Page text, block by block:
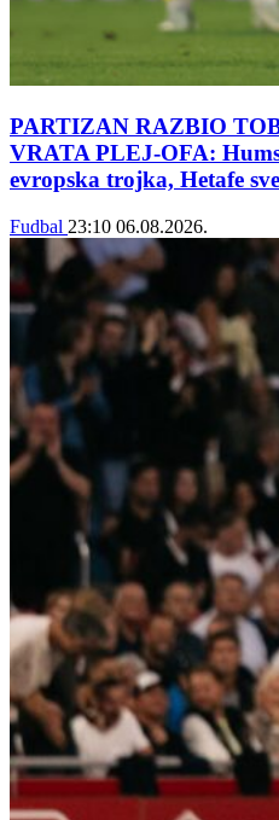
PARTIZAN RAZBIO
VRATA PLEJ-OFA:
evropska trojka, Hetafe
Fudbal 23:10 06.08.2026.